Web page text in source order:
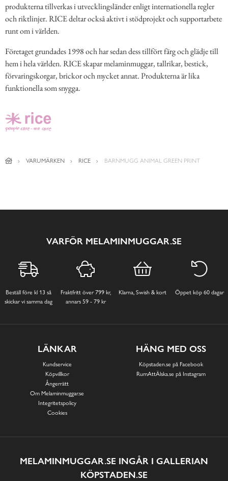
produkterna tillverkas i utvecklingsländer enligt internationella regler
och riktlinjer. RICE deltar också aktivt i stödprojekt och supportarbete
runt om i världen.
Företaget grundades 1998 och har sedan dess tillfört färg och glädje till
hem i hela världen. RICE skapar melaminmuggar, tallrikar, bestick,
förvaringskorgar, brickor och mycket annat. Produkterna är lika
funktionella som snygga.
VARUMÄRKEN RICE BARNMUGG ANIMAL GREEN PRINT
VARFÖR MELAMINMUGGAR.SE
Beställ före kl 13 så
skickar vi samma dag
Fraktfritt över 799 kr,
annars 59 - 79 kr
Klarna, Swish & kort Öppet köp 60 dagar
LÄNKAR
Kundservice
Köpvillkor
Ångerrätt
Om Melaminmuggar.se
Integritetspolicy
Cookies
HÄNG MED OSS
Köpstaden.se på Facebook
RumAttÄlska.se på Instagram
MELAMINMUGGAR.SE INGÅR I GALLERIAN
KÖPSTADEN.SE